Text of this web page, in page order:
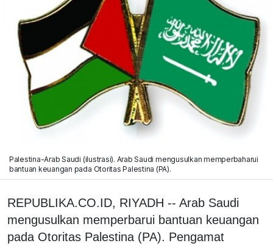
Palestina-Arab Saudi (ilustrasi). Arab Saudi mengusulkan memperbaharui
bantuan keuangan pada Otoritas Palestina (PA).
REPUBLIKA.CO.ID, RIYADH -- Arab Saudi
mengusulkan memperbarui bantuan keuangan
pada Otoritas Palestina (PA). Pengamat